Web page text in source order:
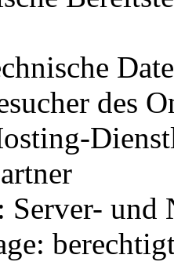
des
Server-